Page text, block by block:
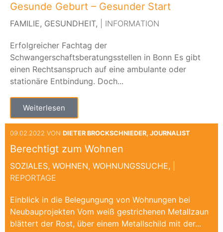
Gesunde Geburt – Gesunder Start
FAMILIE, GESUNDHEIT, | INFORMATION
Erfolgreicher Fachtag der
Schwangerschaftsberatungsstellen in Bonn Es gibt
einen Rechtsanspruch auf eine ambulante oder
stationäre Entbindung. Doch...
Weiterlesen
09.02.2022 VON DIETER BROCKSCHNIEDER, JOURNALIST
Berechtigt zum Wohnen
SOZIALES, WOHNEN, WOHNUNGSSUCHE,
REPORTAGE
Einblick in die Belegungung von Wohnungen bei
Neubauprojekten Vom weiß gestrichenen Metallzaun
blättert der Rost, über einem Metallschild mit der...